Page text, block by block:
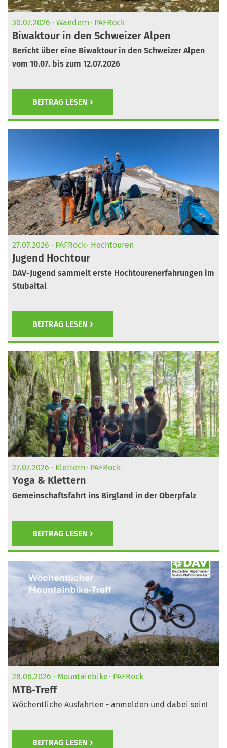
30.07.2026 Wandern PAFRock
Biwaktour in den Schweizer Alpen
Bericht über eine Biwaktour in den Schweizer Alpen
vom 10.07. bis zum 12.07.2026
BEITRAG LESEN
27.07.2026 PAFRock Hochtouren
Jugend Hochtour
DAV-Jugend sammelt erste Hochtourenerfahrungen im
Stubaital
BEITRAG LESEN
27.07.2026 Klettern PAFRock
Yoga & Klettern
Gemeinschaftsfahrt ins Birgland in der Oberpfalz
BEITRAG LESEN
28.06.2026 Mountainbike PAFRock
MTB-Treff
Wöchentliche Ausfahrten - anmelden und dabei sein!
BEITRAG LESEN